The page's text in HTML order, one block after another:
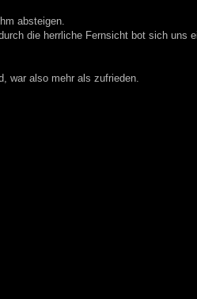
absteigen.
die herrliche Fernsicht bot sich uns
war also mehr als zufrieden.